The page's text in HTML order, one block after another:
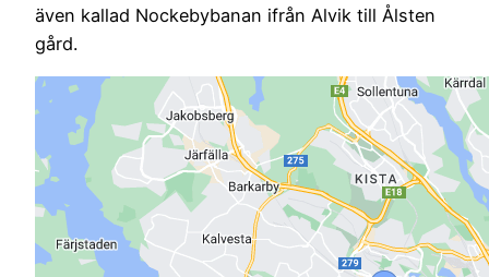
även kallad Nockebybanan ifrån Alvik till Ålsten
gård.